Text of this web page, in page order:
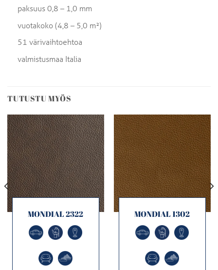
paksuus 0,8 – 1,0 mm
vuotakoko (4,8 – 5,0 m²)
51 värivaihtoehtoa
valmistusmaa Italia
TUTUSTU MYÖS
MONDIAL 2322 MONDIAL 1302